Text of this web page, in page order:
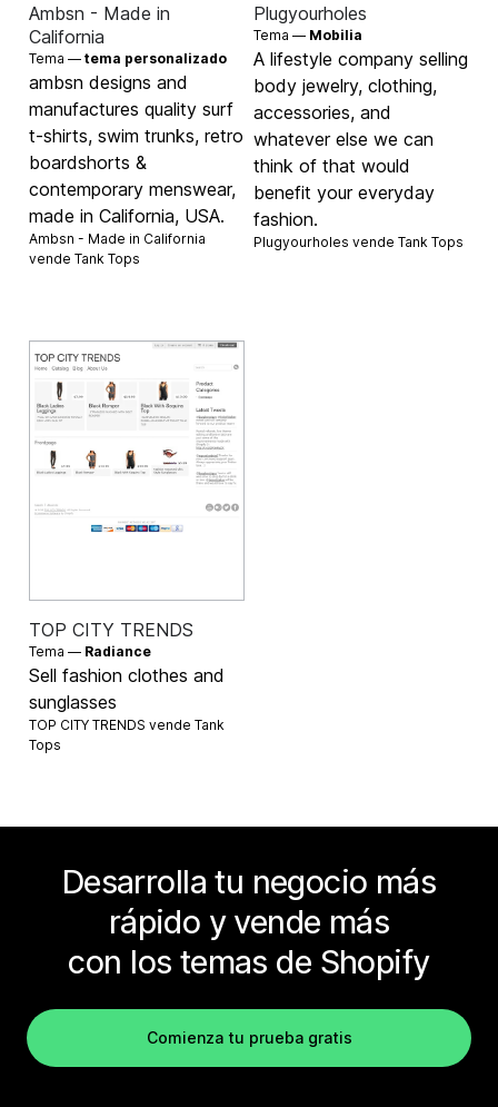
Ambsn - Made in
California
Tema —tema personalizado
ambsn designs and
manufactures quality surf
t-shirts, swim trunks, retro
boardshorts &
contemporary menswear,
made in California, USA.
Ambsn - Made in California
vendeTank Tops
Plugyourholes
Tema — Mobilia
A lifestyle company selling
body jewelry, clothing,
accessories, and
whatever else we can
think of that would
benefit your everyday
fashion.
Plugyourholes vende Tank Tops
TOP CITY TRENDS
Tema — Radiance
Sell fashion clothes and
sunglasses
TOP CITY TRENDS vendeTank
Tops
Desarrolla tu negocio más
rápido y vende más
con los temas de Shopify
Comienza tu prueba gratis